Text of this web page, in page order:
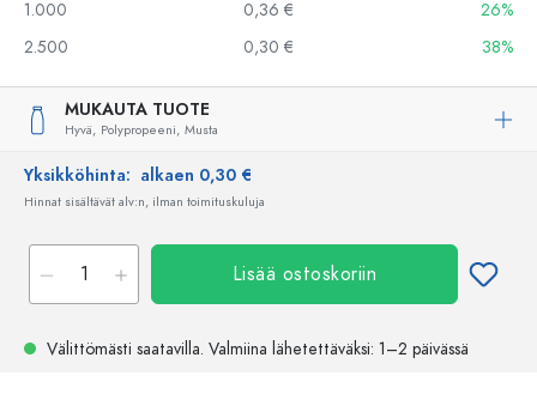
1.000
0,36 €
26%
2.500
0,30 € 38%
MUKAUTA TUOTE
Hyvä, Polypropeeni, Musta
Yksikköhinta: alkaen 0,30 €
Hinnat sisältävät alv:n, ilman toimituskuluja
Lisää ostoskoriin
Välittömästi saatavilla. Valmiina lähetettäväksi: 1–2 päivässä